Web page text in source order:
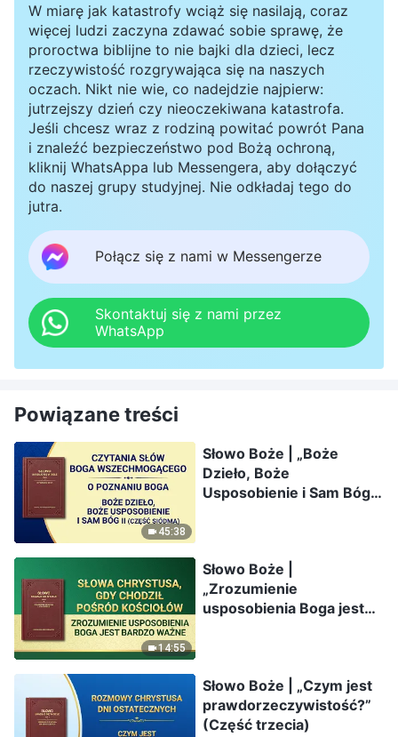
W miarę jak katastrofy wciąż się nasilają, coraz
więcej ludzi zaczyna zdawać sobie sprawę, że
proroctwa biblijne to nie bajki dla dzieci, lecz
rzeczywistość rozgrywająca się na naszych
oczach. Nikt nie wie, co nadejdzie najpierw:
jutrzejszy dzień czy nieoczekiwana katastrofa.
Jeśli chcesz wraz z rodziną powitać powrót Pana
i znaleźć bezpieczeństwo pod Bożą ochroną,
kliknij WhatsAppa lub Messengera, aby dołączyć
do naszej grupy studyjnej. Nie odkładaj tego do
jutra.
Połącz się z nami w Messengerze
Skontaktuj się z nami przez
WhatsApp
Powiązane treści
45:38
Słowo Boże | „Boże
Dzieło, Boże
Usposobienie i Sam Bóg
14:55
Słowo Boże |
„Zrozumienie
usposobienia Boga jest
Słowo Boże | „Czym jest
prawdorzeczywistość?”
(Część trzecia)